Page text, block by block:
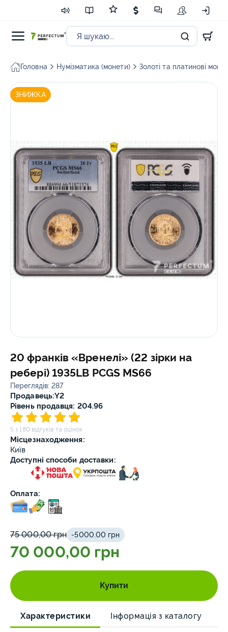
Головна Нумізматика (монети) Золоті та платинові
ЗНИЖКА
20 франків «Вренелі» (22 зірки на
ребері) 1935LB PCGS MS66
Переглядів: 287
Продавець:Y2
Рівень продавця: 204.96
5 з 180 відгуків та оцінок
Місцезнаходження:
Київ
Доступні способи доставки:
Оплата:
75 000,00 грн -5000.00 грн
70 000,00 грн
Купити
Характеристики Інформація з каталогу